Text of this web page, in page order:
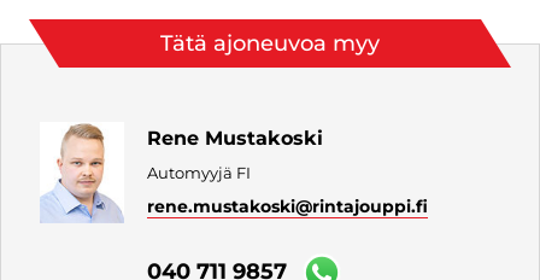
Tätä ajoneuvoa myy
Rene Mustakoski
Automyyjä FI
rene.mustakoski@rintajouppi.fi
040 711 9857